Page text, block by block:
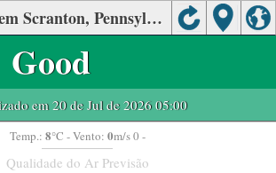
Qualidade do ar em Scranton, Pennsylvania
Good
em 20 de Jul de 2026 05:00
Temp.: 8°C - Vento: 0m/s 0 -
Qualidade do Ar Previsão